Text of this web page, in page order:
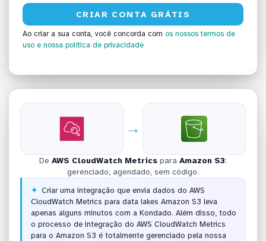
Ao criar a sua conta, você concorda com os nossos termos de
uso e nossa política de privacidade
→
De AWS CloudWatch Metrics para Amazon S3:
gerenciado, agendado, sem código.
Criar uma integração que envia dados do AWS
CloudWatch Metrics para data lakes Amazon S3 leva
apenas alguns minutos com a Kondado. Além disso, todo
o processo de integração do AWS CloudWatch Metrics
para o Amazon S3 é totalmente gerenciado pela nossa